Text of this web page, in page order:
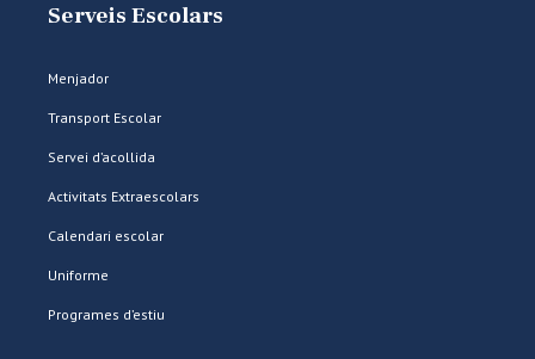
Serveis Escolars
Menjador
Transport Escolar
Servei d’acollida
Activitats Extraescolars
Calendari escolar
Uniforme
Programes d’estiu